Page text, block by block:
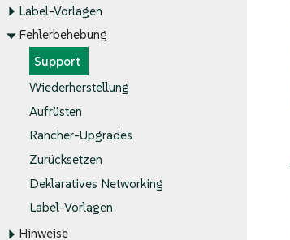
Label-Vorlagen
Fehlerbehebung
Support
Wiederherstellung
Aufrüsten
Rancher-Upgrades
Zurücksetzen
Deklaratives Networking
Label-Vorlagen
Hinweise